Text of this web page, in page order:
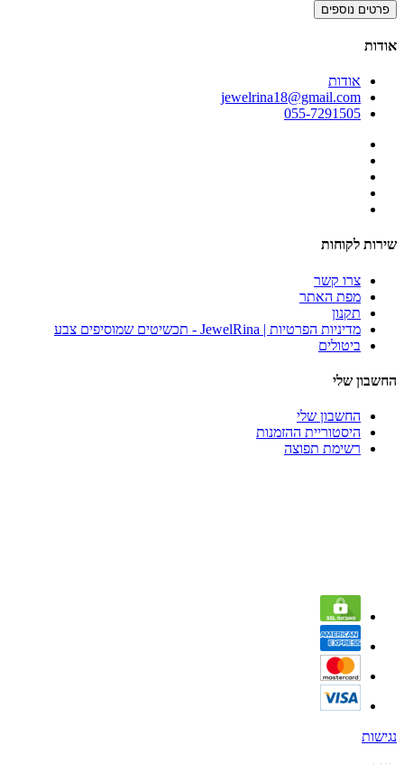
פרטים נוספים
אודות
אודות
jewelrina18@gmail.com
055-7291505
שירות לקוחות
צרו קשר
מפת האתר
תקנון
מדיניות הפרטיות | JewelRina - תכשיטים שמוסיפים צבע
ביטולים
החשבון שלי
החשבון שלי
היסטוריית ההזמנות
רשימת תפוצה
נגישות